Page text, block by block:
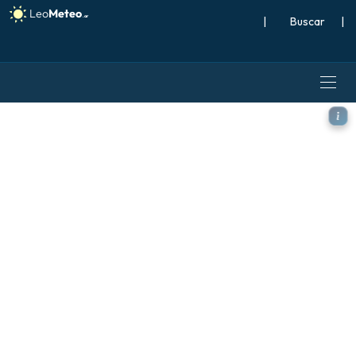
| |
ECMWF AIFS 0.25° [IA]